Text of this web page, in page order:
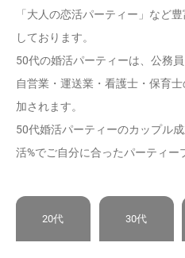
「大人の恋活パーティー」など
しております。
50代の婚活パーティーは、公務
自営業・運送業・看護士・保育
加されます。
50代婚活パーティーのカップル
活%でご自分に合ったパーティー
20代 30代